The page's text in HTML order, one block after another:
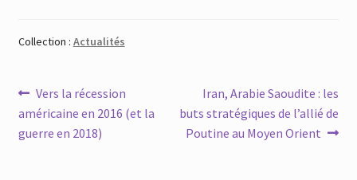
Collection : Actualités
Navigation
de
Article
précédent :
Vers la récession
américaine en 2016 (et la
guerre en 2018)
Article
suivant :
Iran, Arabie Saoudite : les
buts stratégiques de l’allié de
Poutine au Moyen Orient